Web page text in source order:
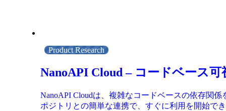
Product Research
NanoAPI Cloud – コードベース
NanoAPI Cloudは、複雑なコードベースの依存関
ポジトリとの簡単な連携で、すぐに利用を開始でき